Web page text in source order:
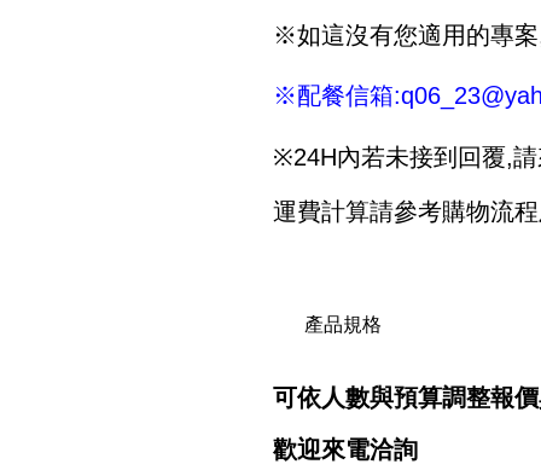
※如這沒有您適用的專
※配餐信箱
※24H內若未接到回覆,
運費計算請參考購物流
產品規格
可依人數與預算調整報
歡迎來電洽詢